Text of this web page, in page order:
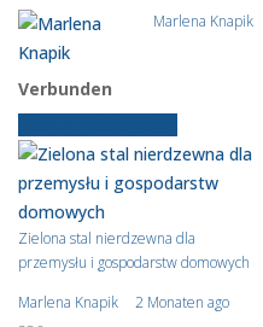
Marlena Knapik
Verbunden
Zielona stal nierdzewna dla
przemysłu i gospodarstw domowych
Marlena Knapik
2 Monaten ago